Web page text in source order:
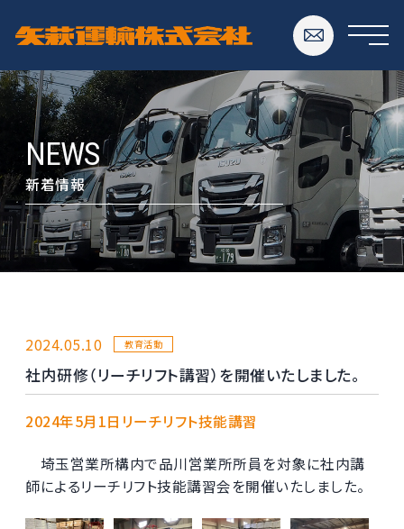
NEWS
新着情報
2024.05.10 教育活動
社内研修（リーチリフト講習）を開催いたしました。
2024年5月1日リーチリフト技能講習
埼玉営業所構内で品川営業所所員を対象に社内講
師によるリーチリフト技能講習会を開催いたしました。